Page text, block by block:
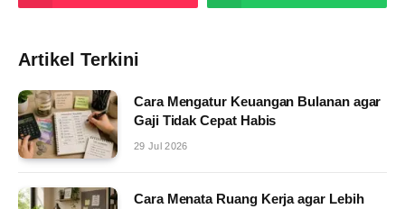
Artikel Terkini
Cara Mengatur Keuangan Bulanan agar
Gaji Tidak Cepat Habis
29 Jul 2026
Cara Menata Ruang Kerja agar Lebih